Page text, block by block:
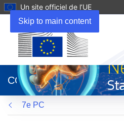
Skip to main content
Un site officiel de l’UE
dans
une
nouvelle
fenêtre)
CORDIS
7e PC